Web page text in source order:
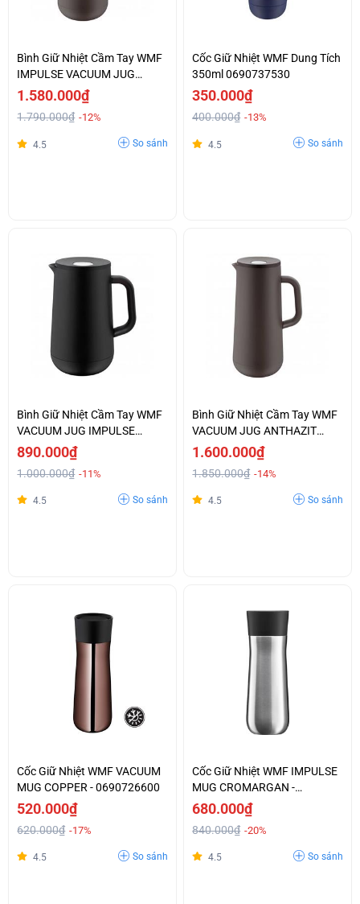
Bình Giữ Nhiệt Cầm Tay WMF
IMPULSE VACUUM JUG
BLACK
1.580.000₫
1.790.000₫ -12%
4.5 So sánh
Cốc Giữ Nhiệt WMF Dung Tích
350ml 0690737530
350.000₫
400.000₫ -13%
4.5 So sánh
Bình Giữ Nhiệt Cầm Tay WMF
VACUUM JUG IMPULSE
BLACK - 0690687390
890.000₫
1.000.000₫ -11%
4.5 So sánh
Bình Giữ Nhiệt Cầm Tay WMF
VACUUM JUG ANTHAZIT
-0690697390
1.600.000₫
1.850.000₫ -14%
4.5 So sánh
Cốc Giữ Nhiệt WMF VACUUM
MUG COPPER - 0690726600
520.000₫
620.000₫ -17%
4.5 So sánh
Cốc Giữ Nhiệt WMF IMPULSE
MUG CROMARGAN -
0690926040
680.000₫
840.000₫ -20%
4.5 So sánh